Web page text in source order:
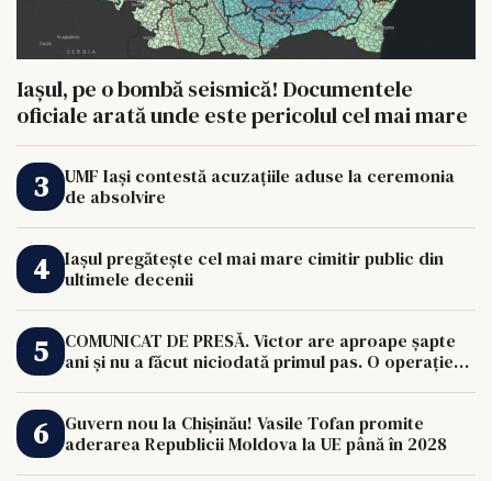
Iașul, pe o bombă seismică! Documentele
oficiale arată unde este pericolul cel mai mare
UMF Iași contestă acuzațiile aduse la ceremonia
de absolvire
Iașul pregătește cel mai mare cimitir public din
ultimele decenii
COMUNICAT DE PRESĂ. Victor are aproape șapte
ani și nu a făcut niciodată primul pas. O operație
Guvern nou la Chișinău! Vasile Tofan promite
aderarea Republicii Moldova la UE până în 2028